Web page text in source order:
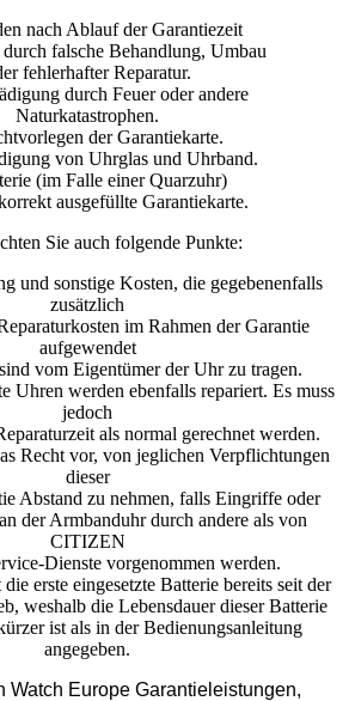
nach Ablauf der Garantiezeit
durch falsche Behandlung, Umbau
fehlerhafter Reparatur.
durch Feuer oder andere
Naturkatastrophen.
der Garantiekarte.
von Uhrglas und Uhrband.
(im Falle einer Quarzuhr)
ausgefüllte Garantiekarte.
Sie auch folgende Punkte:
und sonstige Kosten, die gegebenenfalls
zusätzlich
im Rahmen der Garantie
aufgewendet
vom Eigentümer der Uhr zu tragen.
Uhren werden ebenfalls repariert. Es muss
jedoch
als normal gerechnet werden.
Recht vor, von jeglichen Verpflichtungen
dieser
Abstand zu nehmen, falls Eingriffe oder
der Armbanduhr durch andere als von
CITIZEN
Dienste vorgenommen werden.
erste eingesetzte Batterie bereits seit der
weshalb die Lebensdauer dieser Batterie
ist als in der Bedienungsanleitung
angegeben.
Watch Europe Garantieleistungen,